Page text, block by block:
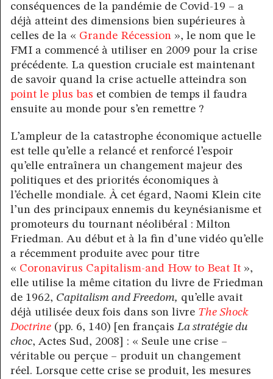
conséquences de la pandémie de Covid-19 – a
déjà atteint des dimensions bien supérieures à
celles de la « Grande Récession », le nom que le
FMI a commencé à utiliser en 2009 pour la crise
précédente. La question cruciale est maintenant
de savoir quand la crise actuelle atteindra son
point le plus bas et combien de temps il faudra
ensuite au monde pour s’en remettre ?
L’ampleur de la catastrophe économique actuelle
est telle qu’elle a relancé et renforcé l’espoir
qu’elle entraînera un changement majeur des
politiques et des priorités économiques à
l’échelle mondiale. À cet égard, Naomi Klein cite
l’un des principaux ennemis du keynésianisme et
promoteurs du tournant néolibéral : Milton
Friedman. Au début et à la fin d’une vidéo qu’elle
a récemment produite avec pour titre
« Coronavirus Capitalism-and How to Beat It»,
elle utilise la même citation du livre de Friedman
de 1962, Capitalism and Freedom, qu’elle avait
déjà utilisée deux fois dans son livre The Shock
Doctrine (pp. 6, 140) [en françaisLa stratégie du
choc, Actes Sud, 2008] : « Seule une crise –
véritable ou perçue – produit un changement
réel. Lorsque cette crise se produit, les mesures